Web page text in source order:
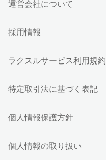
運営会社について
採用情報
ラクスルサービス利用規約
特定取引法に基づく表記
個人情報保護方針
個人情報の取り扱い